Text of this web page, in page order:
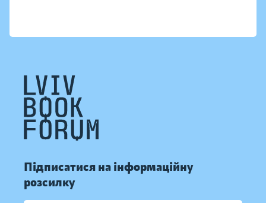
Підписатися на інформаційну
розсилку